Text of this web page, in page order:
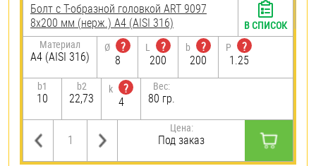
Болт с Т-образной головкой ART 9097
8х200 мм (нерж.) A4 (AISI 316)
Материал
A4 (AISI 316)
Ø
?
8
L
?
200
b
?
200
P
?
1.25
b1
10
b2
22,73
k
?
4
Вес:
80 гр.
Цена:
Под заказ
В СПИСОК